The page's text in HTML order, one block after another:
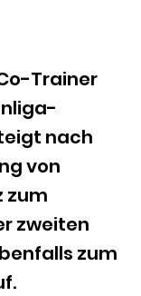
Trainer
nach
von
zum
zweiten
zum